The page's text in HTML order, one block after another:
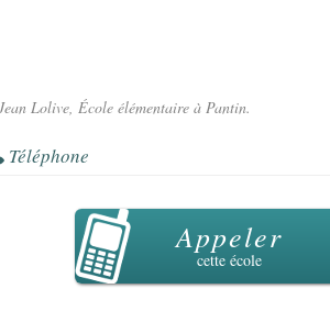
Lolive, École élémentaire à Pantin.
Téléphone
Appeler
cette école